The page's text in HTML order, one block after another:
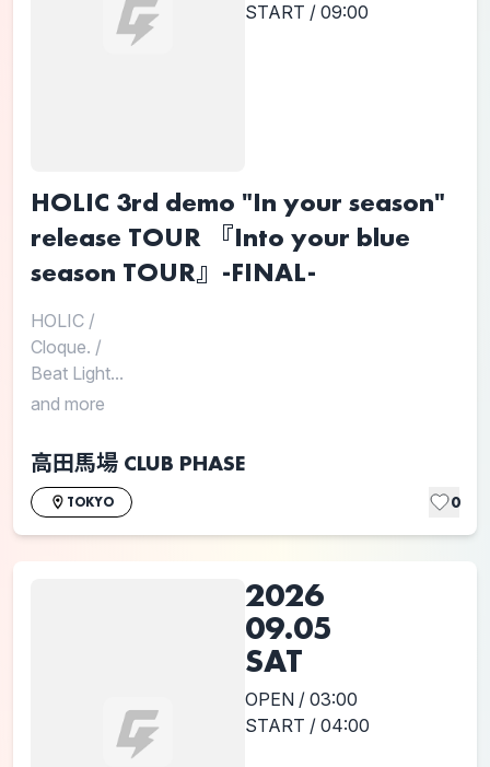
START / 09:00
HOLIC 3rd demo "In your season"
release TOUR 『Into your blue
season TOUR』-FINAL-
HOLIC /
Cloque. /
Beat Light...
and more
高田馬場 CLUB PHASE
TOKYO 0
2026
09.05
SAT
OPEN / 03:00
START / 04:00